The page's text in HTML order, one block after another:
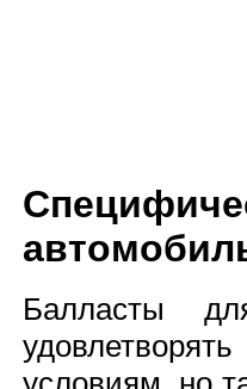
Балласты